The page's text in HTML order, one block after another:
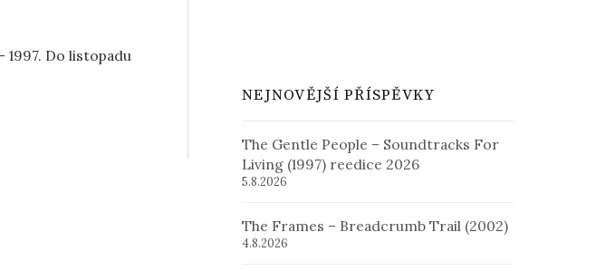
Do listopadu
NEJNOVĚJŠÍ PŘÍSPĚVKY
The Gentle People – Soundtracks For
Living (1997) reedice 2026
5.8.2026
The Frames – Breadcrumb Trail (2002)
4.8.2026